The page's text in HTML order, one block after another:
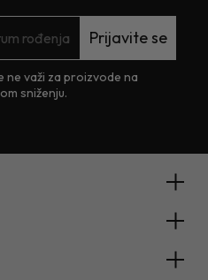
Prijavite se
važi za proizvode na
sniženju.